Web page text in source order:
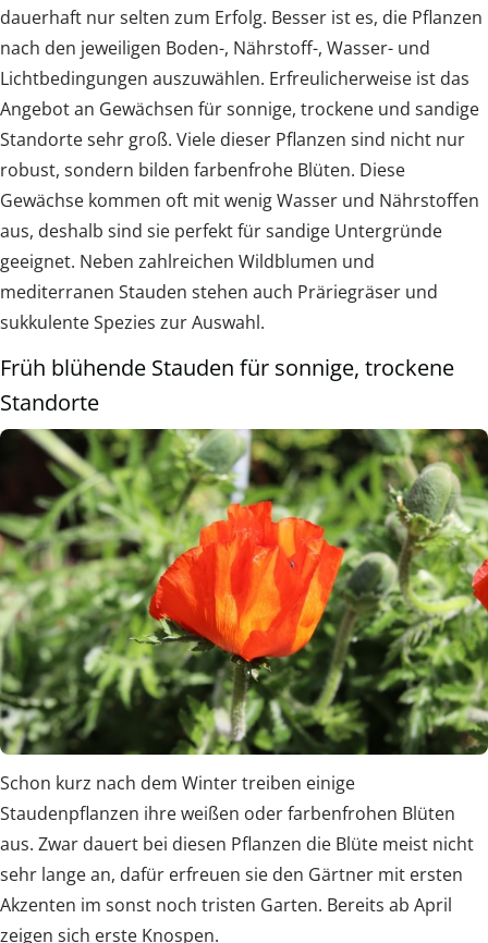
dauerhaft nur selten zum Erfolg. Besser ist es, die Pflanzen
nach den jeweiligen Boden-, Nährstoff-, Wasser- und
Lichtbedingungen auszuwählen. Erfreulicherweise ist das
Angebot an Gewächsen für sonnige, trockene und sandige
Standorte sehr groß. Viele dieser Pflanzen sind nicht nur
robust, sondern bilden farbenfrohe Blüten. Diese
Gewächse kommen oft mit wenig Wasser und Nährstoffen
aus, deshalb sind sie perfekt für sandige Untergründe
geeignet. Neben zahlreichen Wildblumen und
mediterranen Stauden stehen auch Präriegräser und
sukkulente Spezies zur Auswahl.
Früh blühende Stauden für sonnige, trockene
Standorte
Schon kurz nach dem Winter treiben einige
Staudenpflanzen ihre weißen oder farbenfrohen Blüten
aus. Zwar dauert bei diesen Pflanzen die Blüte meist nicht
sehr lange an, dafür erfreuen sie den Gärtner mit ersten
Akzenten im sonst noch tristen Garten. Bereits ab April
zeigen sich erste Knospen.